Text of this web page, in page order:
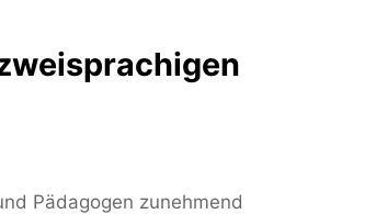
Pädagogen zunehmend